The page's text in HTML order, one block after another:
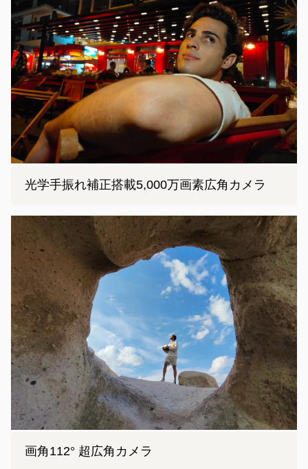
光学手振れ補正搭載5,000万画素広角カメラ
画角112° 超広角カメラ